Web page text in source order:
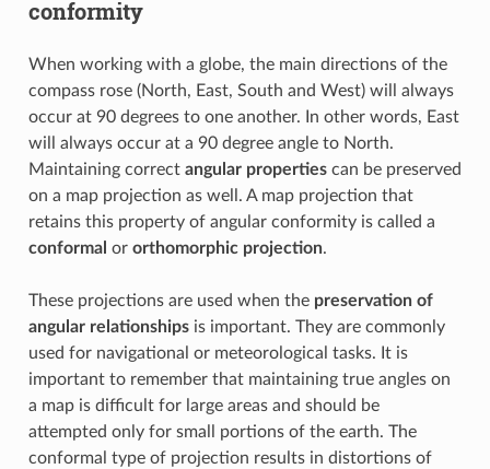
conformity
When working with a globe, the main directions of the
compass rose (North, East, South and West) will always
occur at 90 degrees to one another. In other words, East
will always occur at a 90 degree angle to North.
Maintaining correct angular propertiescan be preserved
on a map projection as well. A map projection that
retains this property of angular conformity is called a
conformal or orthomorphic projection.
These projections are used when the preservation of
angular relationshipsis important. They are commonly
used for navigational or meteorological tasks. It is
important to remember that maintaining true angles on
a map is difficult for large areas and should be
attempted only for small portions of the earth. The
conformal type of projection results in distortions of